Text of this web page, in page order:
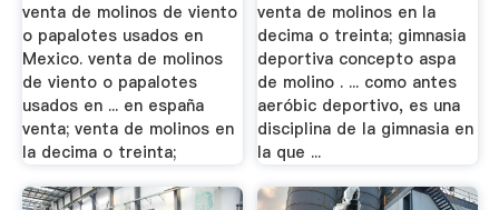
venta de molinos de viento
o papalotes usados en
Mexico. venta de molinos
de viento o papalotes
usados en ... en españa
venta; venta de molinos en
la decima o treinta;
venta de molinos en la
decima o treinta; gimnasia
deportiva concepto aspa
de molino . ... como antes
aeróbic deportivo, es una
disciplina de la gimnasia en
la que ...